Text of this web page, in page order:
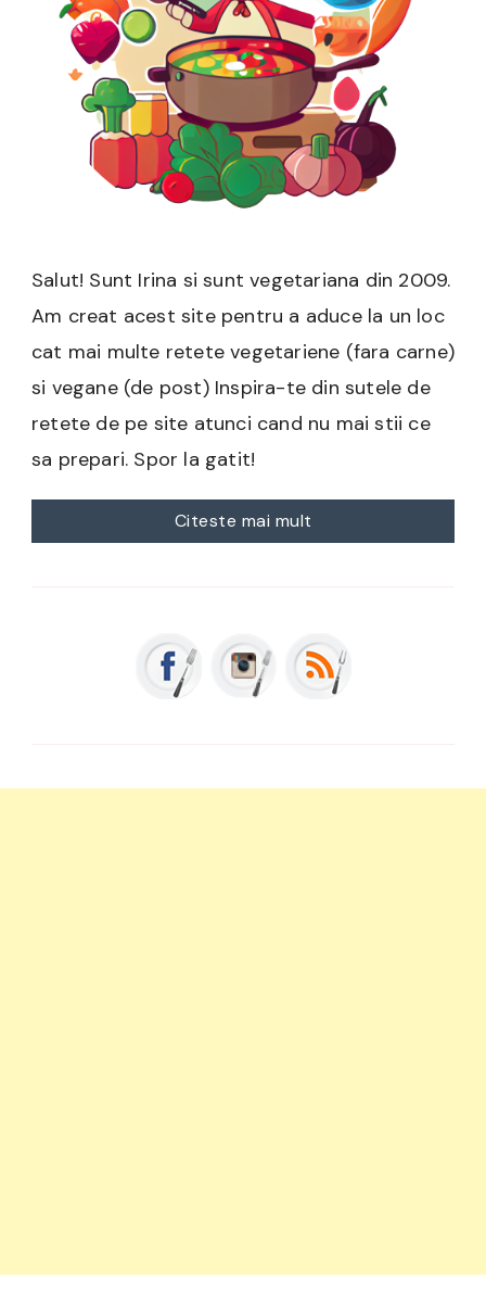
Salut! Sunt Irina si sunt vegetariana din 2009.
Am creat acest site pentru a aduce la un loc
cat mai multe retete vegetariene (fara carne)
si vegane (de post) Inspira-te din sutele de
retete de pe site atunci cand nu mai stii ce
sa prepari. Spor la gatit!
Citeste mai mult